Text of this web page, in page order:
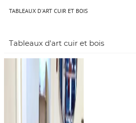
TABLEAUX D'ART CUIR ET BOIS
Tableaux d'art cuir et bois